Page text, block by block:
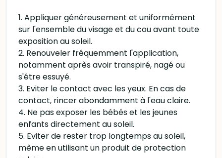
1. Appliquer généreusement et uniformément
sur l'ensemble du visage et du cou avant toute
exposition au soleil.
2. Renouveler fréquemment l'application,
notamment après avoir transpiré, nagé ou
s'être essuyé.
3. Eviter le contact avec les yeux. En cas de
contact, rincer abondamment à l'eau claire.
4. Ne pas exposer les bébés et les jeunes
enfants directement au soleil.
5. Eviter de rester trop longtemps au soleil,
même en utilisant un produit de protection